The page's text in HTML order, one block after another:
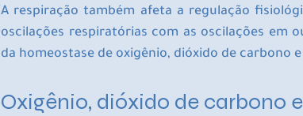
A respiração também afeta a regulação
oscilações respiratórias com as oscilações em
da homeostase de oxigênio, dióxido de carbono
Oxigênio, dióxido de carbono